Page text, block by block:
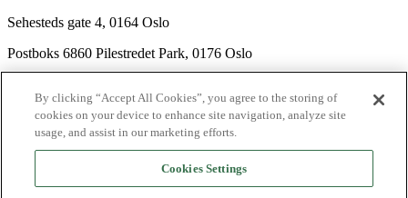
Sehesteds gate 4, 0164 Oslo
Postboks 6860 Pilestredet Park, 0176 Oslo
Nyhetsbrev
Ledige stillinger
Send inn manus
By clicking “Accept All Cookies”, you agree to the storing of
cookies on your device to enhance site navigation, analyze site
usage, and assist in our marketing efforts.
Cookies Settings